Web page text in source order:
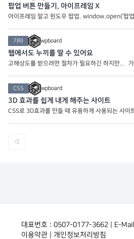
팝업 버튼 만들기, 아이프레임 X
아이프레임 말고 윈도우 팝업. window.open(‘팝업
=”_self” : 현재 페이지 target=”_top” : 현재 페이
– Y기타 wpboard
웹에서도 누끼를 딸 수 있어요
고해상도를 받으려면 절차가 필요하긴 하지만..
CSS wpboard
3D 효과를 쉽게 내게 해주는 사이트
CSS로 3D효과를 만들 때 유용하게 사용되는
용한 사이트입니다
◁
대표번호 : 0507-0177-3662 | E-
이용약관| 개인정보처리방침